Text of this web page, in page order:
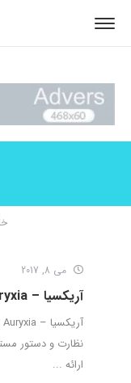
می 8, 2017
آریکسیا – Auryxia
نظارت و دستور
ارائه ...